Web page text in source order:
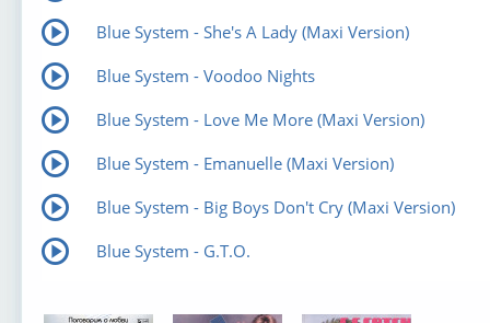
Blue System - She's A Lady (Maxi Version)
Blue System - Voodoo Nights
Blue System - Love Me More (Maxi Version)
Blue System - Emanuelle (Maxi Version)
Blue System - Big Boys Don't Cry (Maxi Version)
Blue System - G.T.O.